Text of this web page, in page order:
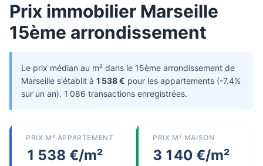
Prix immobilier Marseille
15ème arrondissement
Le prix médian au m² dans le 15ème arrondissement de
Marseille s'établit à 1 538 € pour les appartements (-7.4%
sur un an). 1 086 transactions enregistrées.
PRIX M² APPARTEMENT
1 538 €/m²
PRIX M² MAISON
3 140 €/m²